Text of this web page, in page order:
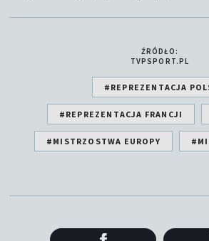
ŹRÓDŁO:
TVPSPORT.PL
#REPREZENTACJA
#REPREZENTACJA FRANCJI
#MISTRZOSTWA EUROPY